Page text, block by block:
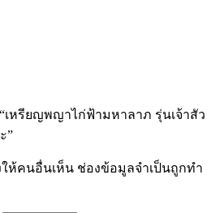
หรียญพญาไก่ฟ้ามหาลาภ รุ่นเจ้าสัว
”
ห้คนอื่นเห็น ช่องข้อมูลจำเป็นถูกทำ